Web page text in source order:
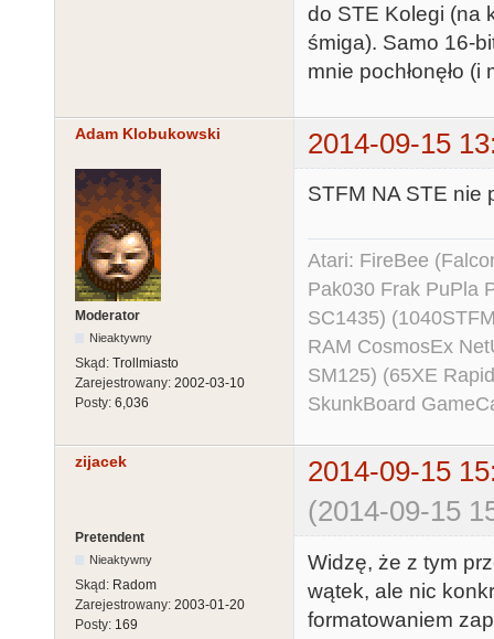
do STE Kolegi (na
śmiga). Samo 16-
mnie pochłonęło (i
Adam Klobukowski 2014-09-15
Moderator
Nieaktywny
Skąd: Trollmiasto
Zarejestrowany: 2002-03-10
Posty: 6,036
STFM NA STE nie
Atari: FireBee
Pak030 Frak PuPla
SC1435)
RAM CosmosEx
SM125) (65XE
SkunkBoard
zijacek
2014-09-15
(2014-09-15
Pretendent
Nieaktywny
Skąd: Radom
Zarejestrowany: 2003-01-20
Posty: 169
Widzę, że z tym
wątek, ale nic
formatowaniem